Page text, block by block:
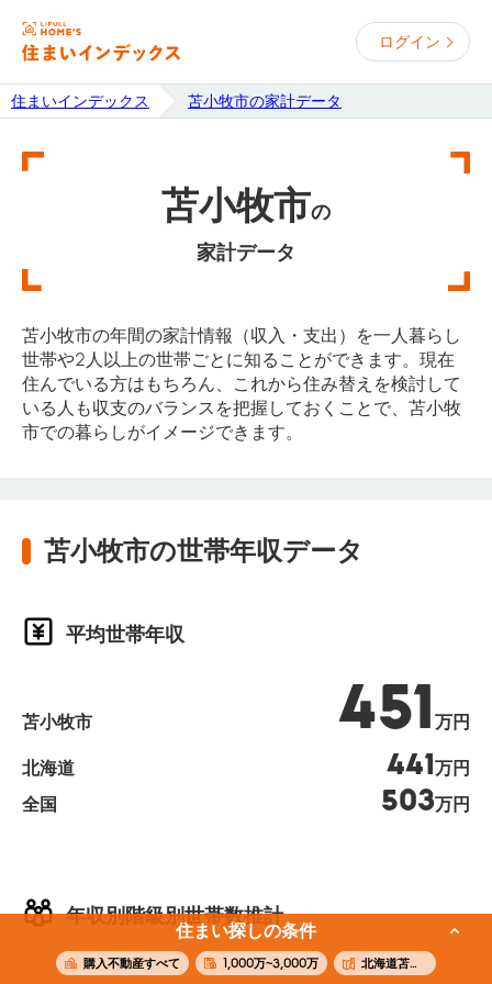
ログイン
住まいインデックス 苫小牧市の家計データ
住まい探しの条件
購入不動産すべて 1,000万~3,000万 北海道苫小牧市
苫小牧市の
家計データ
苫小牧市の年間の家計情報（収入・支出）を一人暮らし
世帯や2人以上の世帯ごとに知ることができます。現在
住んでいる方はもちろん、これから住み替えを検討して
いる人も収支のバランスを把握しておくことで、苫小牧
市での暮らしがイメージできます。
苫小牧市の世帯年収データ
年収別階級別世帯数推計
平均世帯年収
苫小牧市 451 万円
北海道 441 万円
全国
503万円